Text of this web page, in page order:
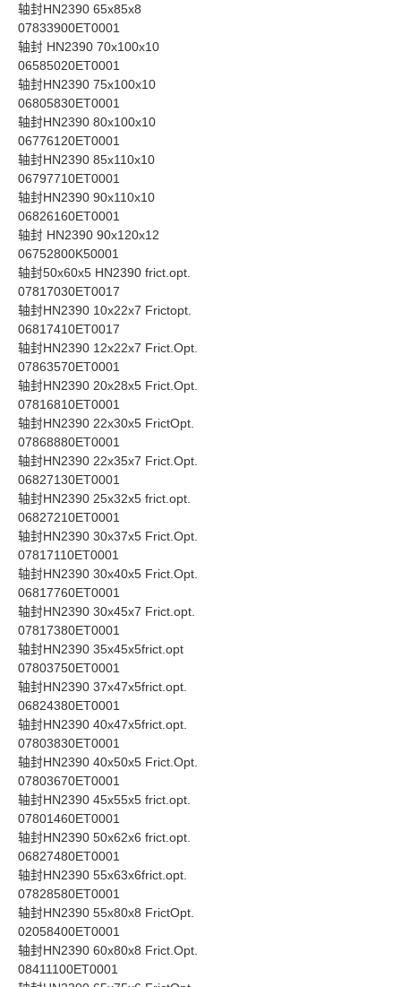
轴封HN2390 65x85x8
07833900ET0001
轴封 HN2390 70x100x10
06585020ET0001
轴封HN2390 75x100x10
06805830ET0001
轴封HN2390 80x100x10
06776120ET0001
轴封HN2390 85x110x10
06797710ET0001
轴封HN2390 90x110x10
06826160ET0001
轴封 HN2390 90x120x12
06752800K50001
轴封50x60x5 HN2390 frict.opt.
07817030ET0017
轴封HN2390 10x22x7 Frictopt.
06817410ET0017
轴封HN2390 12x22x7 Frict.Opt.
07863570ET0001
轴封HN2390 20x28x5 Frict.Opt.
07816810ET0001
轴封HN2390 22x30x5 FrictOpt.
07868880ET0001
轴封HN2390 22x35x7 Frict.Opt.
06827130ET0001
轴封HN2390 25x32x5 frict.opt.
06827210ET0001
轴封HN2390 30x37x5 Frict.Opt.
07817110ET0001
轴封HN2390 30x40x5 Frict.Opt.
06817760ET0001
轴封HN2390 30x45x7 Frict.opt.
07817380ET0001
轴封HN2390 35x45x5frict.opt
07803750ET0001
轴封HN2390 37x47x5frict.opt.
06824380ET0001
轴封HN2390 40x47x5frict.opt.
07803830ET0001
轴封HN2390 40x50x5 Frict.Opt.
07803670ET0001
轴封HN2390 45x55x5 frict.opt.
07801460ET0001
轴封HN2390 50x62x6 frict.opt.
06827480ET0001
轴封HN2390 55x63x6frict.opt.
07828580ET0001
轴封HN2390 55x80x8 FrictOpt.
02058400ET0001
轴封HN2390 60x80x8 Frict.Opt.
08411100ET0001